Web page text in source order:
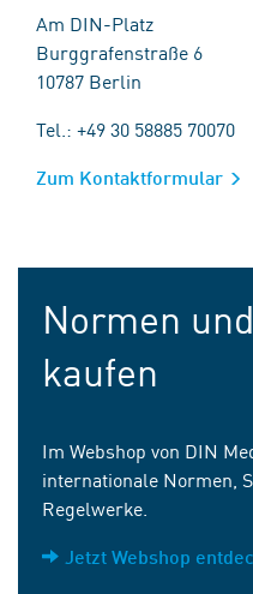
Am DIN-Platz
Burggrafenstraße 6
10787 Berlin
Tel.: +49 30 58885 70070
Zum Kontaktformular
Normen
kaufen
Im Webshop von DIN
internationale Normen,
Regelwerke.
Jetzt Webshop